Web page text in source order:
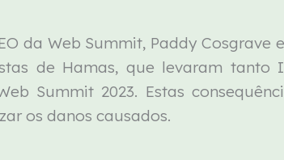
da Web Summit, Paddy Cosgrave
de Hamas, que levaram tanto
Summit 2023. Estas
os danos causados.